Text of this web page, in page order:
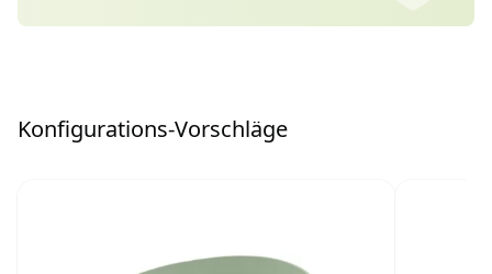
Konfigurations-Vorschläge